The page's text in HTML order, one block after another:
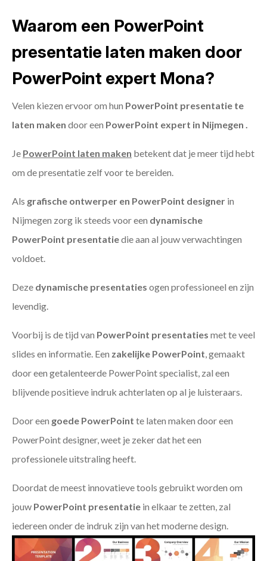
Waarom een PowerPoint
presentatie laten maken door
PowerPoint expert Mona?
Velen kiezen ervoor om hun PowerPoint presentatie te
laten maken door een PowerPoint expert in Nijmegen .
Je PowerPoint laten maken betekent dat je meer tijd hebt
om de presentatie zelf voor te bereiden.
Als grafische ontwerper en PowerPoint designer in
Nijmegen zorg ik steeds voor een dynamische
PowerPoint presentatiedie aan al jouw verwachtingen
voldoet.
Deze dynamische presentaties ogen professioneel en zijn
levendig.
Voorbij is de tijd van PowerPoint presentaties met te veel
slides en informatie. Een zakelijke PowerPoint, gemaakt
door een getalenteerde PowerPoint specialist, zal een
blijvende positieve indruk achterlaten op al je luisteraars.
Door een goede PowerPoint te laten maken door een
PowerPoint designer, weet je zeker dat het een
professionele uitstraling heeft.
Doordat de meest innovatieve tools gebruikt worden om
jouw PowerPoint presentatie in elkaar te zetten, zal
iedereen onder de indruk zijn van het moderne design.